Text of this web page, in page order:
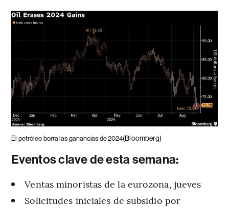
El petróleo borra las ganancias de 2024(Bloomberg)
Eventos clave de esta semana:
Ventas minoristas de la eurozona, jueves
Solicitudes iniciales de subsidio por